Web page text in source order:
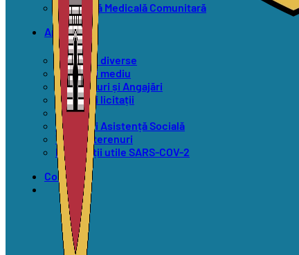
Asistență Medicală Comunitară
Anunțuri
Anunțuri diverse
Anunțuri mediu
Concursuri și Angajări
Anunțuri licitații
Alegeri
Anunțuri Asistență Socială
Vânzări terenuri
Informații utile SARS-COV-2
Contact